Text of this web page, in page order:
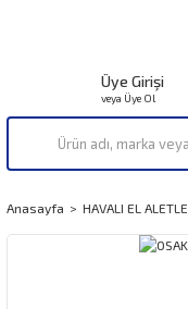
Üye Girişi
veya Üye Ol
Anasayfa HAVALI EL